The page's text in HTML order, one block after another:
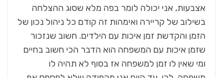
אצבעות, אני יכולה לומר בפה מלא שסוג ההצלחה
בשילוב של קריירה ואימהות זה קודם כל ניהול נכון של
הזמן והקדשת זמן איכות עם הילדים. חשוב שנזכור
שזמן איכות עם המשפחה הוא הדבר הכי חשוב בחיים
ומי שאין לו זמן למשפחה אז בסוף לא תהיה לו